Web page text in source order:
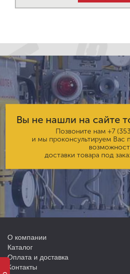
Вы не нашли на сайте
Позвоните нам +7
и мы проконсультируем Вас
доставки товара под
О компании
Каталог
Оплата и доставка
Контакты